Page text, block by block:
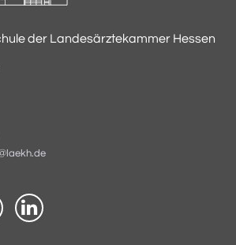
der Landesärztekammer Hessen